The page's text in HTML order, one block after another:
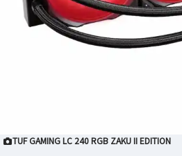
TUF GAMING LC 240 RGB ZAKU II EDITION